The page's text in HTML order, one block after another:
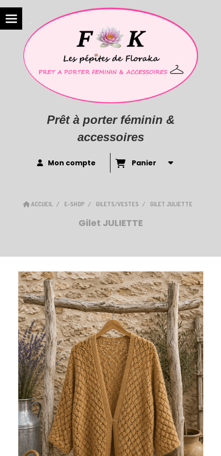
Prêt à porter féminin &
accessoires
Mon compte Panier
ACCUEIL E-SHOP GILETS/VESTES GILET JULIETTE
Gilet JULIETTE